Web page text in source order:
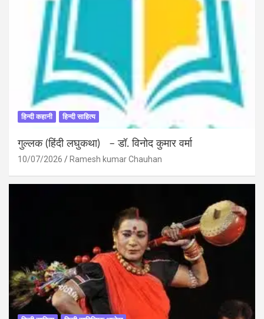
हिन्दी कहानी हिन्दी साहित्य
गुल्लक (हिंदी लघुकथा) – डॉ. विनोद कुमार वर्मा
10/07/2026 Ramesh kumar Chauhan